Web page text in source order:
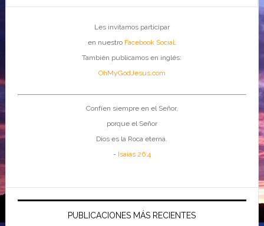
Les invitamos participar
en nuestro Facebook Social.
También publicamos en inglés:
OhMyGodJesus.com
Confíen siempre en el Señor,
porque el Señor
Dios es la Roca eterna.
- Isaías 26:4
PUBLICACIONES MÁS RECIENTES